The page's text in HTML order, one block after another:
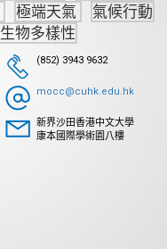
極端天氣
氣候行動
生物多樣性
(852) 3943 9632
mocc@cuhk.edu.hk
新界沙田香港中文大學
康本國際學術園八樓